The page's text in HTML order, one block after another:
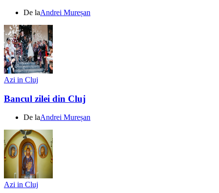
De laAndrei Mureșan
Azi in Cluj
Bancul zilei din Cluj
De laAndrei Mureșan
Azi in Cluj